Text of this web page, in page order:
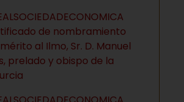
de nombramiento
al Ilmo, Sr. D. Manuel
prelado y obispo de la